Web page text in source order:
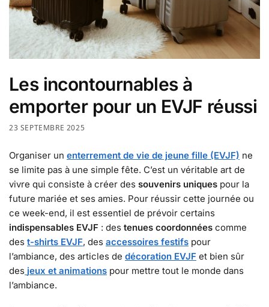
Les incontournables à
emporter pour un EVJF réussi
23 SEPTEMBRE 2025
Organiser un enterrement de vie de jeune fille (EVJF) ne
se limite pas à une simple fête. C’est un véritable art de
vivre qui consiste à créer des souvenirs uniques pour la
future mariée et ses amies. Pour réussir cette journée ou
ce week-end, il est essentiel de prévoir certains
indispensables EVJF : des tenues coordonnées comme
des t-shirts EVJF, des accessoires festifs pour
l’ambiance, des articles de décoration EVJF et bien sûr
des jeux et animations pour mettre tout le monde dans
l’ambiance.